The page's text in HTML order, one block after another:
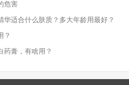
危害
华适合什么肤质？多大年龄用最好？
？
药膏，有啥用？